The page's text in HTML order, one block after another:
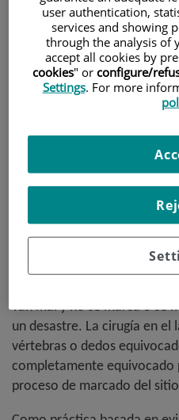
Es una propuesta sencilla:
el paciente para que quede
la incisión. Esta tarea
van mal y no se marca o se
un desastre. La cirugía en el
vértebras o dedos
completamente equivocado
proceso de marcado del
user authentication,
services and showing
through the analysis of
accept all cookies by
cookies" or configure/
Settings. For more